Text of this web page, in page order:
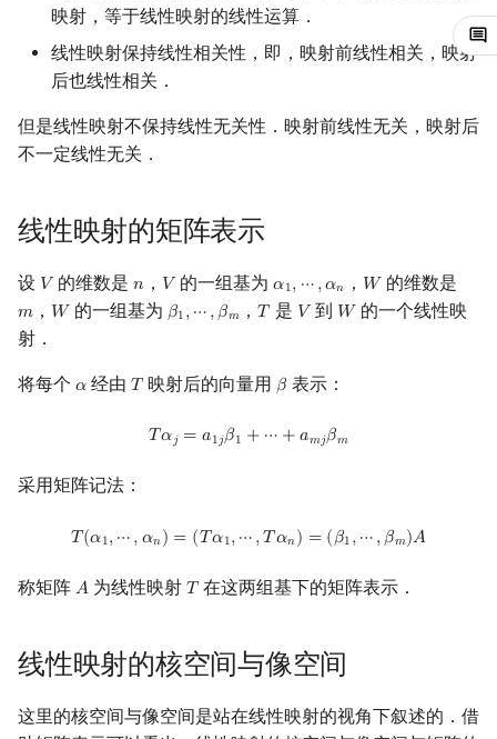
其它 DP 方法
Manacher
回文树
序列自动机
Main–Lorentz 算法
同余方程
二次剩余
阶 & 原根
数论分块
杜教筛
Powerful Number 筛
Min_25 筛
指数生成函数
可持久化数据结构
树套树
析合树
霍夫曼树
欧拉图
哈密顿图
弦图
图的匹配
Prüfer 序列
矩阵树定理
15-puzzle
Kahan 求和
珂朵莉树/颜色段均摊
映射，等于线性映射的线性运算．
线性映射保持线性相关性，即，映射前线性相关，映射
后也线性相关．
但是线性映射不保持线性无关性．映射前线性无关，映射后
不一定线性无关．
线性映射的矩阵表示
设 𝑉
V 的维数是𝑛
n ， 𝑉
V 的一组基为𝛼1, ⋯,𝛼𝑛
α1,⋯, αn ， 𝑊
W的维数是
𝑚
m ， 𝑊
W的一组基为 𝛽1,⋯,𝛽𝑚
β1,⋯ ,βm ，𝑇
T 是 𝑉
V到 𝑊
W的一个线性映
射．
将每个 𝛼
α 经由𝑇
T 映射后的向量用 𝛽
β 表示：
𝑇𝛼𝑗 = 𝑎1𝑗𝛽1 + ⋯ +𝑎𝑚𝑗𝛽𝑚
T αj= a1j β1+ ⋯ +am jβ m
采用矩阵记法：
𝑇(𝛼1,⋯,𝛼𝑛) = (𝑇𝛼1,⋯,𝑇 𝛼𝑛) = (𝛽1,⋯,𝛽𝑚)𝐴
T (α1 ⋯ ,α n) =(Tα1 ⋯ Tαn) =( β1 ,⋯, βm A
称矩阵 𝐴
A 为线性映射 𝑇
T 在这两组基下的矩阵表示．
线性映射的核空间与像空间
这里的核空间与像空间是站在线性映射的视角下叙述的．借